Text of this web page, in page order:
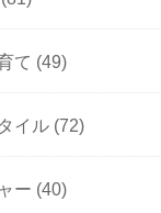
て (49)
イル (72)
ー (40)